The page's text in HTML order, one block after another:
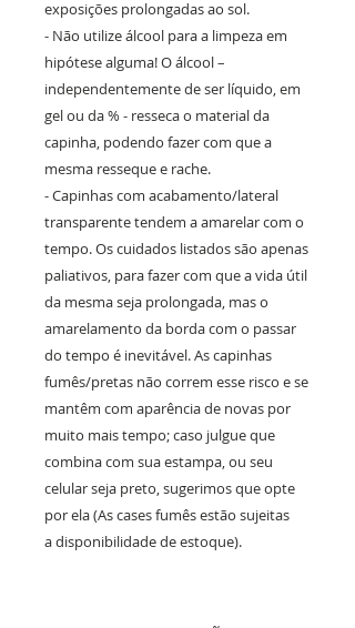
exposições prolongadas ao sol.
- Não utilize álcool para a limpeza em
hipótese alguma! O álcool –
independentemente de ser líquido, em
gel ou da % - resseca o material da
capinha, podendo fazer com que a
mesma resseque e rache.
- Capinhas com acabamento/lateral
transparente tendem a amarelar com o
tempo. Os cuidados listados são apenas
paliativos, para fazer com que a vida útil
da mesma seja prolongada, mas o
amarelamento da borda com o passar
do tempo é inevitável. As capinhas
fumês/pretas não correm esse risco e se
mantêm com aparência de novas por
muito mais tempo; caso julgue que
combina com sua estampa, ou seu
celular seja preto, sugerimos que opte
por ela (As cases fumês estão sujeitas
a disponibilidade de estoque).